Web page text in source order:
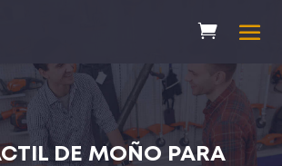
DE MOÑO PARA